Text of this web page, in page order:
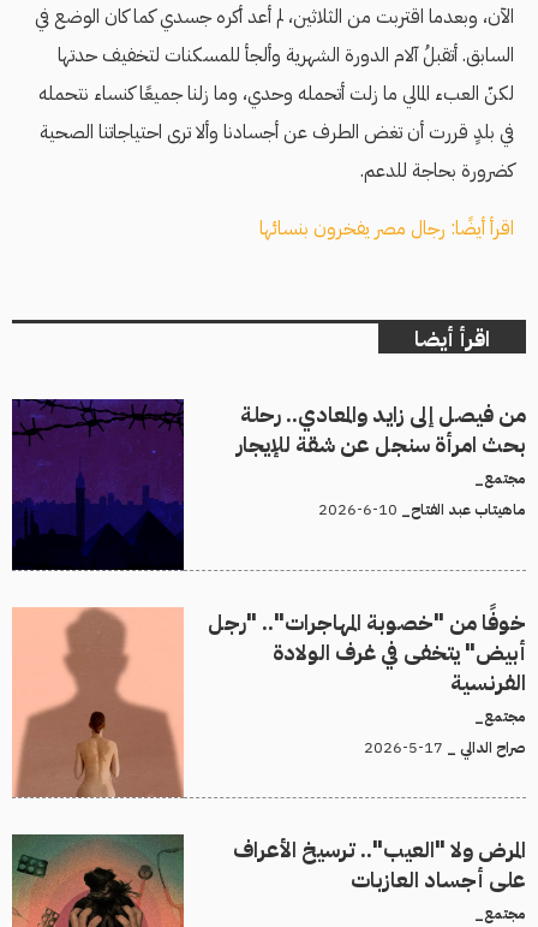
الآن، وبعدما اقتربت من الثلاثين، لم أعد أكره جسدي كما كان الوضع في
السابق. أتقبلُ آلام الدورة الشهرية وألجأ للمسكنات لتخفيف حدتها
لكنّ العبء المالي ما زلت أتحمله وحدي، وما زلنا جميعًا كنساء نتحمله
في بلدٍ قررت أن تغض الطرف عن أجسادنا وألا ترى احتياجاتنا الصحية
كضرورة بحاجة للدعم.
اقرأ أيضًا: رجال مصر يفخرون بنسائها
اقرأ أيضا
من فيصل إلى زايد والمعادي.. رحلة
بحث امرأة سنجل عن شقة للإيجار
مجتمع_
ماهيتاب عبد الفتاح_
خوفًا من "خصوبة المهاجرات".. "رجل
أبيض" يتخفى في غرف الولادة
الفرنسية
مجتمع_
صراح الدالي _
المرض ولا "العيب".. ترسيخ الأعراف
على أجساد العازبات
مجتمع_